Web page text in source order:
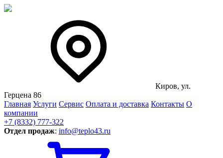
Киров, ул.
Герцена 86
Главная Услуги Сервис Оплата и доставка Контакты О
компании
+7 (8332) 777-322
Отдел продаж: info@teplo43.ru